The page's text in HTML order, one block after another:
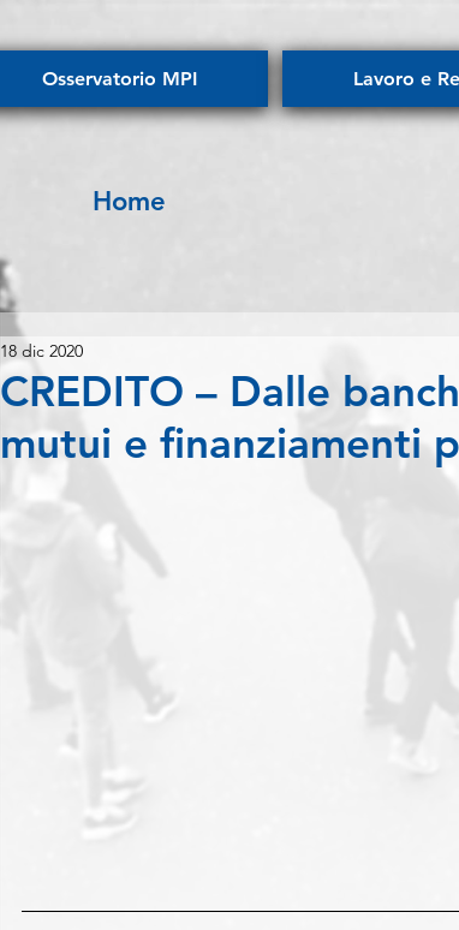
Osservatorio MPI Lavoro e
Home
CREDITO – Dalle
mutui e finanziamenti
18 dic 2020